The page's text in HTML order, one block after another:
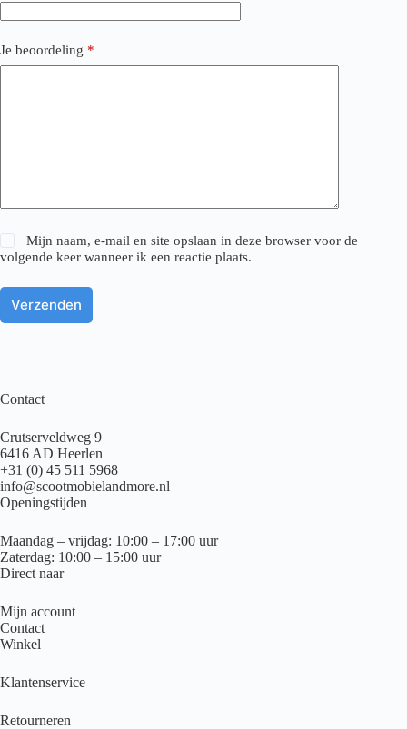
Je beoordeling *
Mijn naam, e-mail en site opslaan in deze browser voor de
volgende keer wanneer ik een reactie plaats.
Verzenden
Contact
Crutserveldweg 9
6416 AD Heerlen
+31 (0) 45 511 5968
info@scootmobielandmore.nl
Openingstijden
Maandag – vrijdag: 10:00 – 17:00 uur
Zaterdag: 10:00 – 15:00 uur
Direct naar
Mijn account
Contact
Winkel
Klantenservice
Retourneren